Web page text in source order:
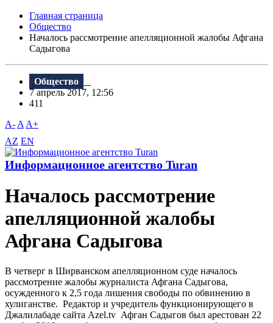
Главная страница
Общество
Началось рассмотрение апелляционной жалобы Афгана
Садыгова
Общество
7 апрель 2017, 12:56
411
A- A A+
AZ EN
Информационное агентство Turan
Началось рассмотрение
апелляционной жалобы
Афгана Садыгова
В четверг в Ширванском апелляционном суде началось
рассмотрение жалобы журналиста Афгана Садыгова,
осужденного к 2,5 года лишения свободы по обвинению в
хулиганстве. Редактор и учредитель функционирующего в
Джалилабаде сайта Azel.tv Афган Садыгов был арестован 22